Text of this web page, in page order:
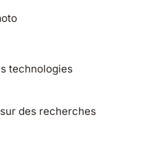
technologies
des recherches